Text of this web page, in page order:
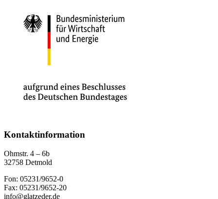
Kontaktinformation
Ohmstr. 4 – 6b
32758 Detmold
Fon: 05231/9652-0
Fax: 05231/9652-20
info@glatzeder.de